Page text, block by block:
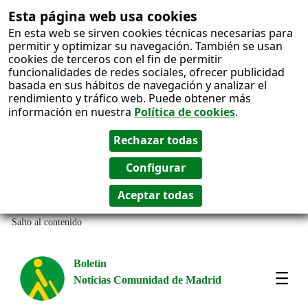
Esta página web usa cookies
En esta web se sirven cookies técnicas necesarias para
permitir y optimizar su navegación. También se usan
cookies de terceros con el fin de permitir
funcionalidades de redes sociales, ofrecer publicidad
basada en sus hábitos de navegación y analizar el
rendimiento y tráfico web. Puede obtener más
información en nuestra Política de cookies.
Salto al contenido
Boletín
Noticias Comunidad de Madrid